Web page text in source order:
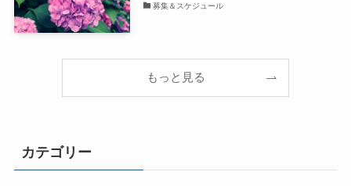
募集＆スケジュール
もっと見る
カテゴリー